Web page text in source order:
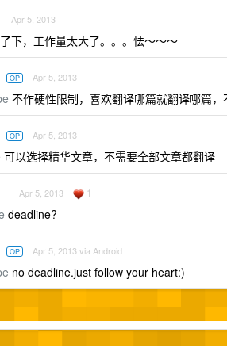
Apr 5, 2013
下，工作量太大了。。。怯～～～
OP Apr 5, 2013
不作硬性限制，喜欢翻译哪篇就翻译哪篇
OP Apr 5, 2013
可以选择精华文章，不需要全部文章都翻译
Apr 5, 2013 1
deadline?
OP Apr 5, 2013 via Android
no deadline.just follow your heart:)